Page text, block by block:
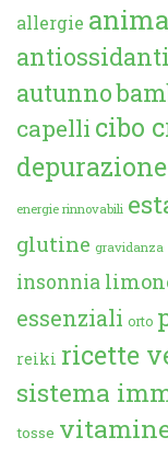
allergie
antiossidanti
autunno
capelli cibo
depurazione
energie rinnovabili
glutine gravidanza
insonnia
essenziali orto
reiki ricette
sistema
tosse